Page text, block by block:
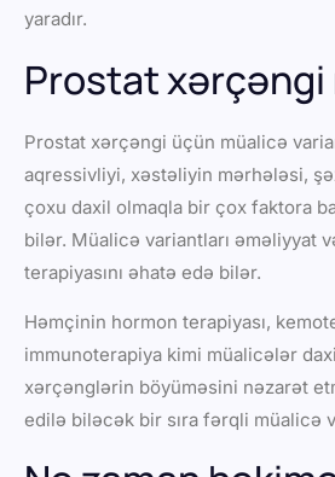
yaradır.
Prostat
Prostat xərçəngi üçün müalicə
aqressivliyi, xəstəliyin mərhələsi,
çoxu daxil olmaqla bir çox faktora
bilər. Müalicə variantları əməliyyat
terapiyasını əhatə edə bilər.
Həmçinin hormon terapiyası,
immunoterapiya kimi müalicələr
xərçənglərin böyüməsini nəzarət
edilə biləcək bir sıra fərqli müalicə